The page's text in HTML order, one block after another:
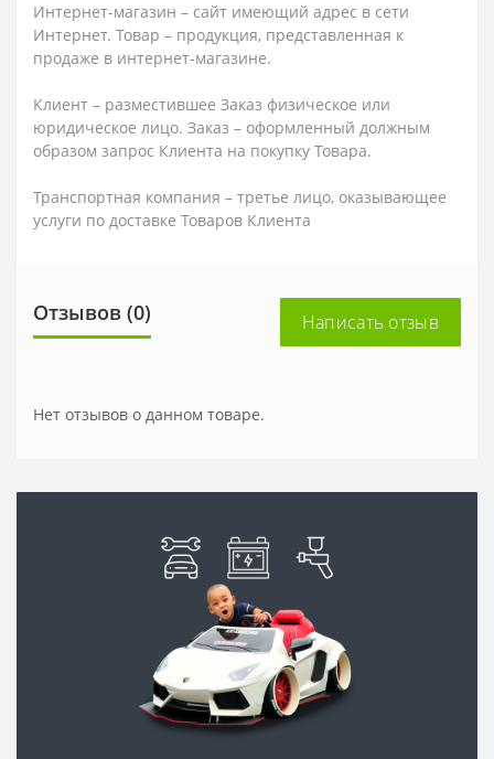
Интернет-магазин – сайт имеющий адрес в сети
Интернет. Товар – продукция, представленная к
продаже в интернет-магазине.
Клиент – разместившее Заказ физическое или
юридическое лицо. Заказ – оформленный должным
образом запрос Клиента на покупку Товара.
Транспортная компания – третье лицо, оказывающее
услуги по доставке Товаров Клиента
Отзывов (0) Написать отзыв
Нет отзывов о данном товаре.